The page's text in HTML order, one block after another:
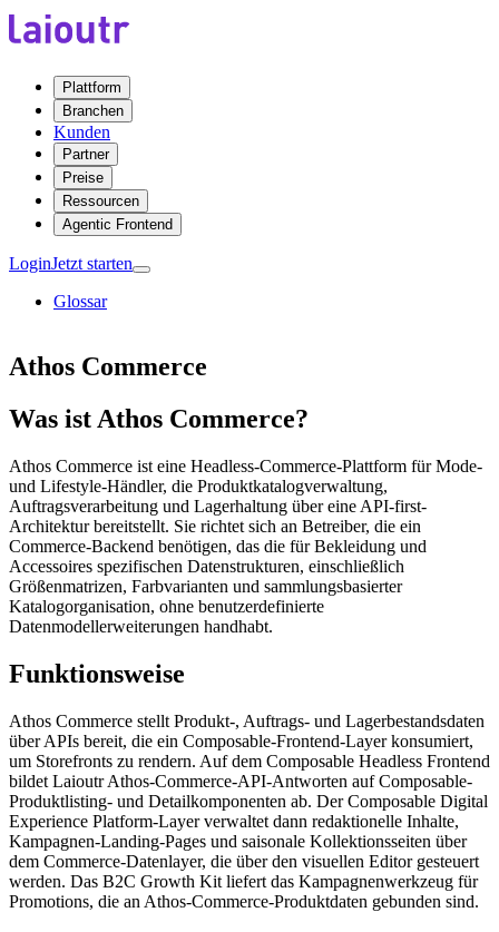
Plattform
Branchen
Kunden
Partner
Preise
Ressourcen
Agentic Frontend
LoginJetzt starten
Glossar
Athos Commerce
Was ist Athos Commerce?
Athos Commerce ist eine Headless-Commerce-Plattform für Mode-
und Lifestyle-Händler, die Produktkatalogverwaltung,
Auftragsverarbeitung und Lagerhaltung über eine API-first-
Architektur bereitstellt. Sie richtet sich an Betreiber, die ein
Commerce-Backend benötigen, das die für Bekleidung und
Accessoires spezifischen Datenstrukturen, einschließlich
Größenmatrizen, Farbvarianten und sammlungsbasierter
Katalogorganisation, ohne benutzerdefinierte
Datenmodellerweiterungen handhabt.
Funktionsweise
Athos Commerce stellt Produkt-, Auftrags- und Lagerbestandsdaten
über APIs bereit, die ein Composable-Frontend-Layer konsumiert,
um Storefronts zu rendern. Auf dem Composable Headless Frontend
bildet Laioutr Athos-Commerce-API-Antworten auf Composable-
Produktlisting- und Detailkomponenten ab. Der Composable Digital
Experience Platform-Layer verwaltet dann redaktionelle Inhalte,
Kampagnen-Landing-Pages und saisonale Kollektionsseiten über
dem Commerce-Datenlayer, die über den visuellen Editor gesteuert
werden. Das B2C Growth Kit liefert das Kampagnenwerkzeug für
Promotions, die an Athos-Commerce-Produktdaten gebunden sind.